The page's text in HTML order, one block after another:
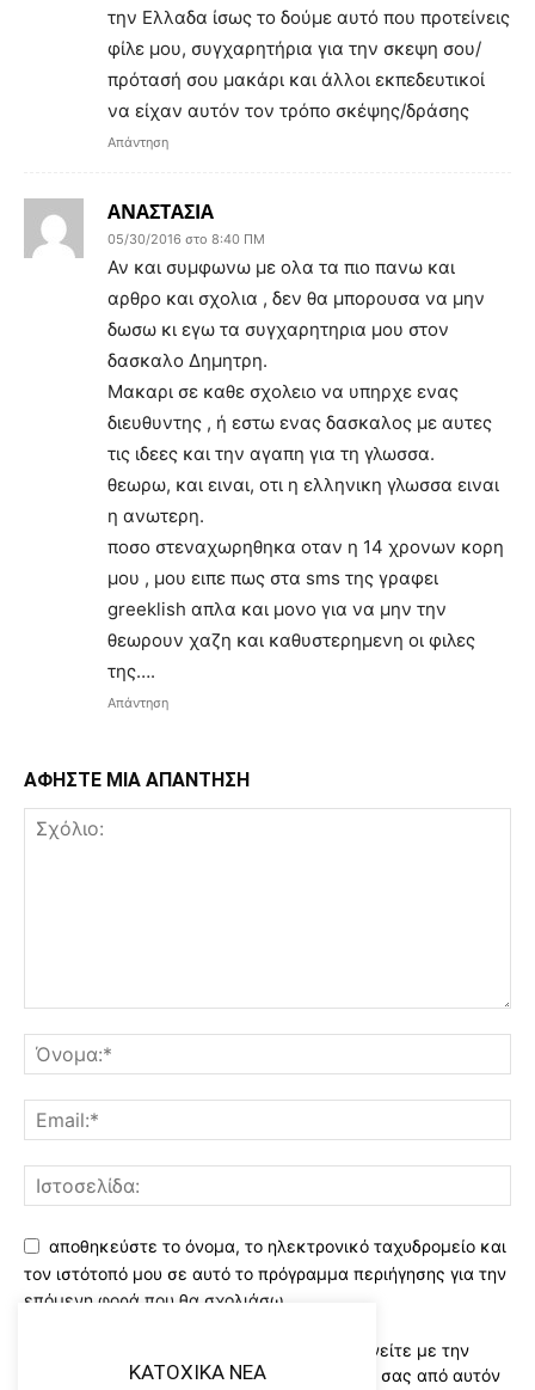
την Ελλαδα ίσως το δούμε αυτό που προτείνεις
φίλε μου, συγχαρητήρια για την σκεψη σου/
πρότασή σου μακάρι και άλλοι εκπεδευτικοί
να είχαν αυτόν τον τρόπο σκέψης/δράσης
Απάντηση
ΑΝΑΣΤΑΣΙΑ
05/30/2016 στο 8:40 ΠΜ
Αν και συμφωνω με ολα τα πιο πανω και
αρθρο και σχολια , δεν θα μπορουσα να μην
δωσω κι εγω τα συγχαρητηρια μου στον
δασκαλο Δημητρη.
Μακαρι σε καθε σχολειο να υπηρχε ενας
διευθυντης , ή εστω ενας δασκαλος με αυτες
τις ιδεες και την αγαπη για τη γλωσσα.
θεωρω, και ειναι, οτι η ελληνικη γλωσσα ειναι
η ανωτερη.
ποσο στεναχωρηθηκα οταν η 14 χρονων κορη
μου , μου ειπε πως στα sms της γραφει
greeklish απλα και μονο για να μην την
θεωρουν χαζη και καθυστερημενη οι φιλες
της….
Απάντηση
ΑΦΗΣΤΕ ΜΙΑ ΑΠΑΝΤΗΣΗ
αποθηκεύστε το όνομα, το ηλεκτρονικό ταχυδρομείο και
τον ιστότοπό μου σε αυτό το πρόγραμμα περιήγησης για την
επόμενη φορά που θα σχολιάσω.
Χρησιμοποιώντας αυτό το έντυπο συμφωνείτε με την
αποθήκευση και χειρισμό των δεδομένων σας από αυτόν
KATOXIKA NEA